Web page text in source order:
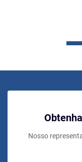
Nosso